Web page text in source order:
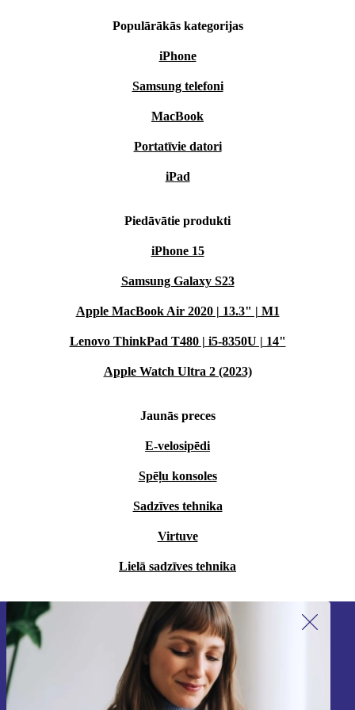
Populārākās kategorijas
iPhone
Samsung telefoni
MacBook
Portatīvie datori
iPad
Piedāvātie produkti
iPhone 15
Samsung Galaxy S23
Apple MacBook Air 2020 | 13.3" | M1
Lenovo ThinkPad T480 | i5-8350U | 14"
Apple Watch Ultra 2 (2023)
Jaunās preces
E-velosipēdi
Spēļu konsoles
Sadzīves tehnika
Virtuve
Lielā sadzīves tehnika
Piesakieties mūsu jaunumu
saņemšanai!
Nekad vairs nepalaidiet garām nevienu
piedāvājumu.